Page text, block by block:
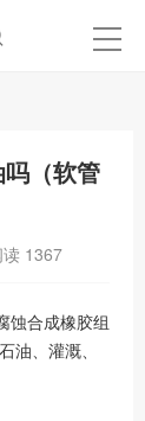
（软管
读 1367
合成橡胶组
油、灌溉、